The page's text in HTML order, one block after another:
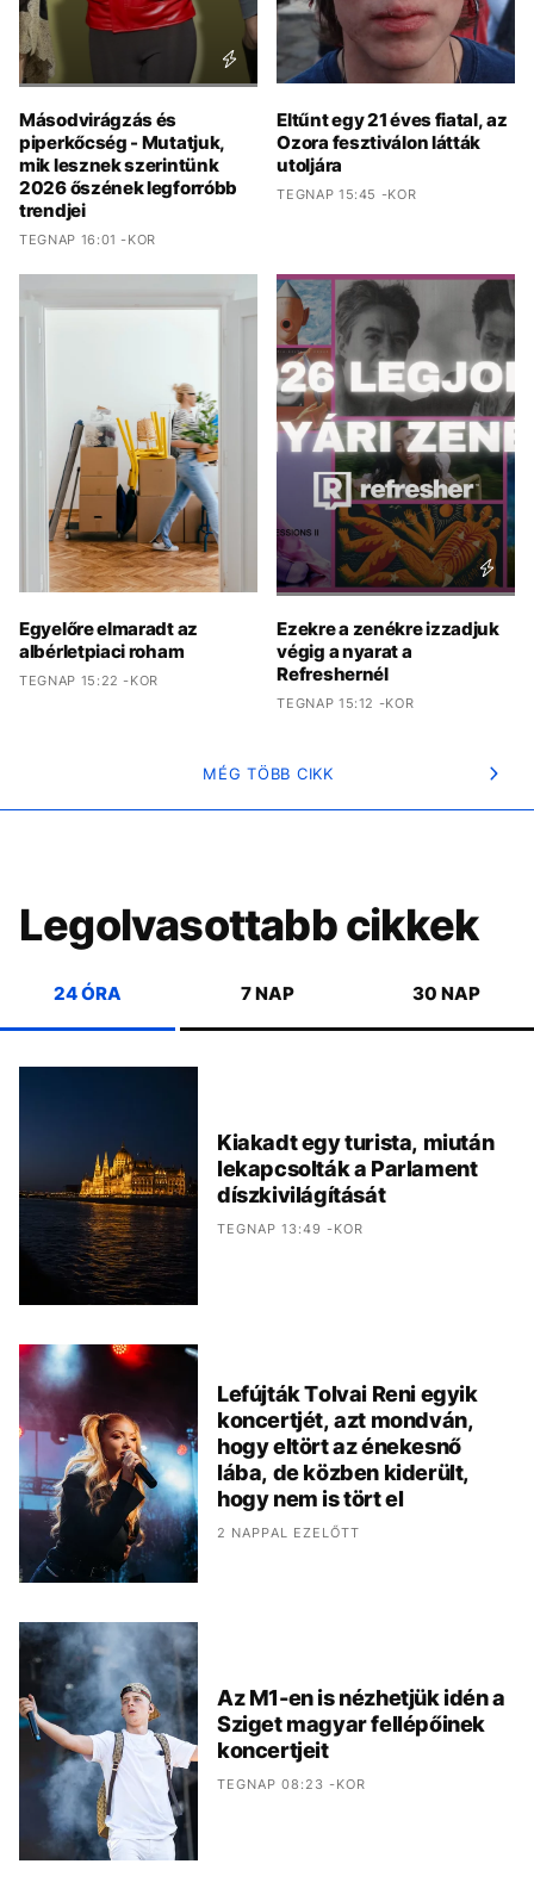
Másodvirágzás és
piperkőcség - Mutatjuk,
mik lesznek szerintünk
2026 őszének legforróbb
trendjei
TEGNAP 16:01 -KOR
Eltűnt egy 21 éves fiatal, az
Ozora fesztiválon látták
utoljára
TEGNAP 15:45 -KOR
Egyelőre elmaradt az
albérletpiaci roham
TEGNAP 15:22 -KOR
Ezekre a zenékre izzadjuk
végig a nyarat a
Refreshernél
TEGNAP 15:12 -KOR
MÉG TÖBB CIKK
Legolvasottabb cikkek
24 ÓRA 7 NAP 30 NAP
Kiakadt egy turista, miután
lekapcsolták a Parlament
díszkivilágítását
TEGNAP 13:49 -KOR
Lefújták Tolvai Reni egyik
koncertjét, azt mondván,
hogy eltört az énekesnő
lába, de közben kiderült,
hogy nem is tört el
2 NAPPAL EZELŐTT
Az M1-en is nézhetjük idén a
Sziget magyar fellépőinek
koncertjeit
TEGNAP 08:23 -KOR